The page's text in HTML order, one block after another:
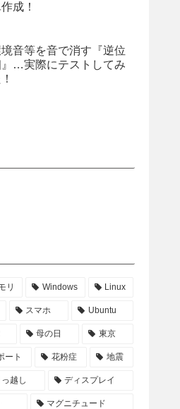
成！
音等を音で消す『逆位
…実際にテストしてみ
リ Windows Linux
スマホ Ubuntu
母の日 東京
ート 花粉症 地震
っ越し ディスプレイ
マグニチュード